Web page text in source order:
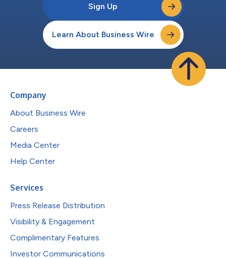
Sign Up
Learn About Business Wire
Company
About Business Wire
Careers
Media Center
Help Center
Services
Press Release Distribution
Visibility & Engagement
Complimentary Features
Investor Communications